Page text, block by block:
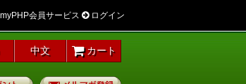
会員サービス ログイン
中文 カート
プレゼント